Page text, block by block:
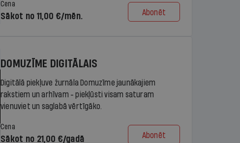
Cena
Sākot no 11,00 €/mēn. Abonēt
DOMUZĪME DIGITĀLAIS
Digitālā piekļuve žurnāla Domuzīme jaunākajiem
rakstiem un arhīvam - piekļūsti visam saturam
vienuviet un saglabā vērtīgāko.
Cena
Sākot no 21,00 €/gadā Abonēt